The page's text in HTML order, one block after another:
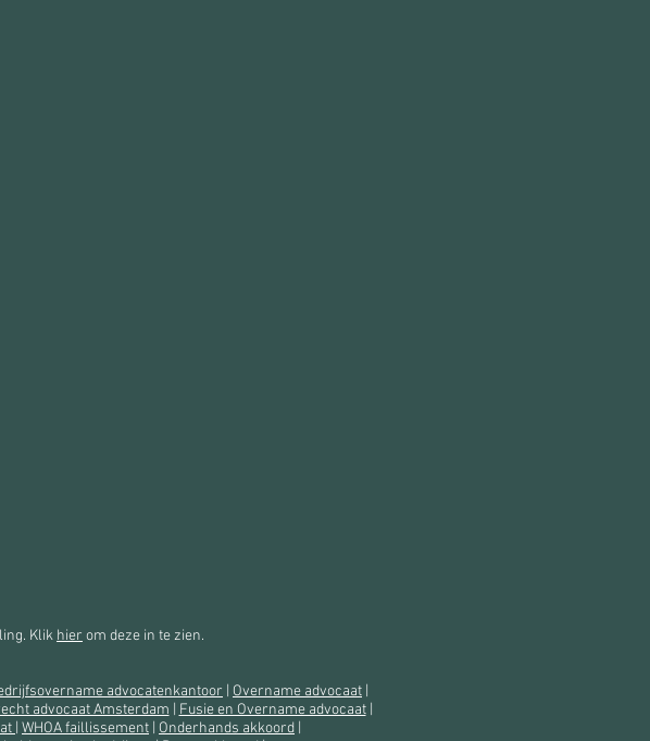
Klik hier om deze in te zien.
advocatenkantoor Overname advocaat
advocaat Amsterdam Fusie en Overname advocaat|
WHOA faillissement Onderhands akkoord